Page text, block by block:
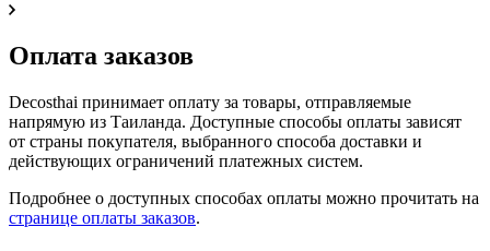
Оплата заказов
Decosthai принимает оплату за товары, отправляемые
напрямую из Таиланда. Доступные способы оплаты зависят
от страны покупателя, выбранного способа доставки и
действующих ограничений платежных систем.
Подробнее о доступных способах оплаты можно прочитать на
странице оплаты заказов.